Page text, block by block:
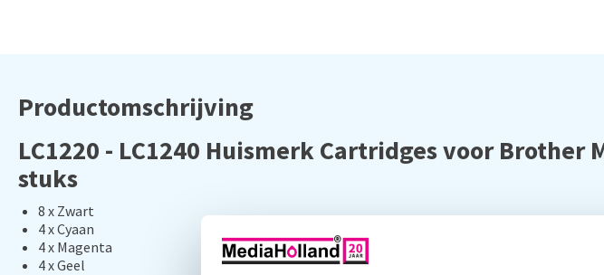
Productomschrijving
LC1220 - LC1240 Huismerk Cartridges voor Brother
stuks
8 x Zwart
4 x Cyaan
4 x Magenta
4 x Geel